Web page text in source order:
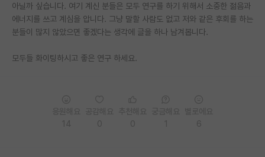
아닐까 싶습니다. 여기 계신 분들은 모두 연구를 하기 위해서 소중한 젊음과
에너지를 쓰고 계심을 압니다. 그냥 말할 사람도 없고 저와 같은 후회를 하는
분들이 많지 않았으면 좋겠다는 생각에 글을 하나 남겨봅니다.
모두들 화이팅하시고 좋은 연구 하세요.